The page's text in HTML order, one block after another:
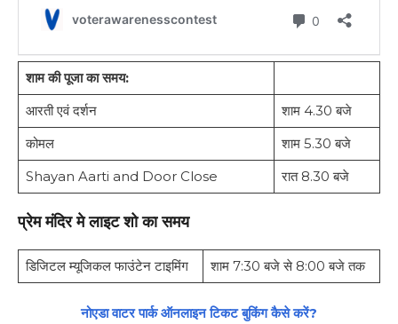
शाम की पूजा का समय:
आरती एवं दर्शन
शाम 4.30 बजे
कोमल
शाम 5.30 बजे
Shayan Aarti and Door Close
रात 8.30 बजे
प्रेम मंदिर मे लाइट शो का समय
डिजिटल म्यूजिकल फाउंटेन टाइमिंग शाम 7:30 बजे से 8:00 बजे तक
नोएडा वाटर पार्क ऑनलाइन टिकट बुकिंग कैसे करें?